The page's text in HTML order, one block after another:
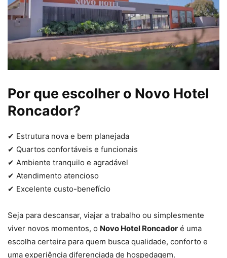
Por que escolher o Novo Hotel
Roncador?
✔ Estrutura nova e bem planejada
✔ Quartos confortáveis e funcionais
✔ Ambiente tranquilo e agradável
✔ Atendimento atencioso
✔ Excelente custo-benefício
Seja para descansar, viajar a trabalho ou simplesmente
viver novos momentos, o Novo Hotel Roncador é uma
escolha certeira para quem busca qualidade, conforto e
uma experiência diferenciada de hospedagem.